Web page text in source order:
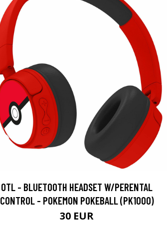
OTL - BLUETOOTH HEADSET W/PERENTAL
CONTROL - POKEMON POKEBALL (PK1000)
30 EUR